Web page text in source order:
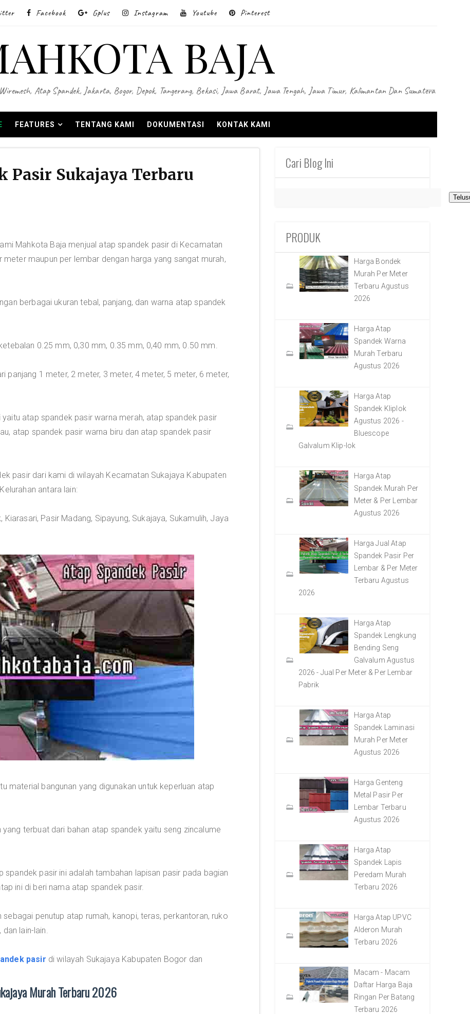
Facebook Gplus Instagram Youtube Pinterest
BAJA
Atap Spandek, Jakarta, Bogor, Depok, Tangerang, Bekasi, Jawa Barat, Jawa Tengah, Jawa Timur, Kalimantan Dan Sumatera
FEATURES TENTANG KAMI DOKUMENTASI KONTAK KAMI
Pasir Sukajaya Terbaru
Mahkota Baja menjual atap spandek pasir di Kecamatan
maupun per lembar dengan harga yang sangat murah,
berbagai ukuran tebal, panjang, dan warna atap spandek
0.25 mm, 0,30 mm, 0.35 mm, 0,40 mm, 0.50 mm.
panjang 1 meter, 2 meter, 3 meter, 4 meter, 5 meter, 6 meter,
atap spandek pasir warna merah, atap spandek pasir
atap spandek pasir warna biru dan atap spandek pasir
pasir dari kami di wilayah Kecamatan Sukajaya Kabupaten
antara lain:
Kiarasari, Pasir Madang, Sipayung, Sukajaya, Sukamulih, Jaya
material bangunan yang digunakan untuk keperluan atap
terbuat dari bahan atap spandek yaitu seng zincalume
spandek pasir ini adalah tambahan lapisan pasir pada bagian
ini di beri nama atap spandek pasir.
penutup atap rumah, kanopi, teras, perkantoran, ruko
lain-lain.
pasir di wilayah Sukajaya Kabupaten Bogor dan
Murah Terbaru 2026
Cari Blog Ini
PRODUK
Harga Bondek
Murah Per Meter
Terbaru Agustus
2026
Harga Atap
Spandek Warna
Murah Terbaru
Agustus 2026
Harga Atap
Spandek Kliplok
Agustus 2026 -
Bluescope
Galvalum Klip-lok
Harga Atap
Spandek Murah Per
Meter & Per Lembar
Agustus 2026
Harga Jual Atap
Spandek Pasir Per
Lembar & Per Meter
Terbaru Agustus
2026
Harga Atap
Spandek Lengkung
Bending Seng
Galvalum Agustus
2026 - Jual Per Meter & Per Lembar
Pabrik
Harga Atap
Spandek Laminasi
Murah Per Meter
Agustus 2026
Harga Genteng
Metal Pasir Per
Lembar Terbaru
Agustus 2026
Harga Atap
Spandek Lapis
Peredam Murah
Terbaru 2026
Harga Atap UPVC
Alderon Murah
Terbaru 2026
Macam - Macam
Daftar Harga Baja
Ringan Per Batang
Terbaru 2026